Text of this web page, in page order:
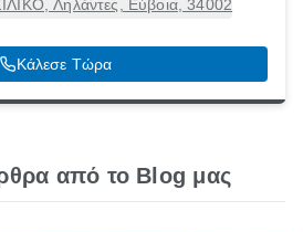
Ληλάντες, Εύβοια, 34002
Κάλεσε Τώρα
από το Blog μας